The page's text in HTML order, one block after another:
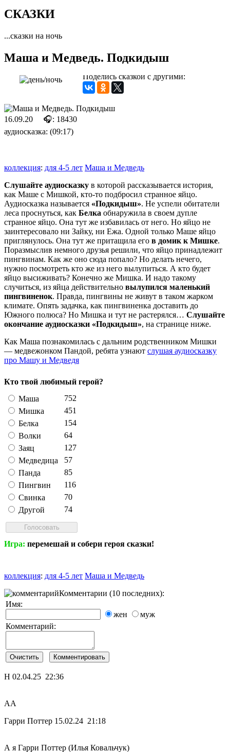
СКАЗКИ
...сказки на ночь
Маша и Медведь. Подкидыш
Поделись сказкой с другими:
16.09.20
🎧: 18430
аудиосказка: (09:17)
коллекция: для 4-5 лет Маша и Медведь
Слушайте аудиосказку в которой рассказывается история,
как Маше с Мишкой, кто-то подбросил странное яйцо.
Аудиосказка называется «Подкидыш». Не успели обитатели
леса проснуться, как Белка обнаружила в своем дупле
странное яйцо. Она тут же избавилась от него. Но яйцо не
заинтересовало ни Зайку, ни Ежа. Одной только Маше яйцо
приглянулось. Она тут же притащила его в домик к Мишке.
Поразмыслив немного друзья решили, что яйцо принадлежит
пингвинам. Как же оно сюда попало? Но делать нечего,
нужно посмотреть кто же из него вылупиться. А кто будет
яйцо высиживать? Конечно же Мишка. И надо такому
случиться, из яйца действительно вылупился маленький
пингвиненок. Правда, пингвины не живут в таком жарком
климате. Опять задачка, как пингвиненка доставить до
Южного полюса? Но Мишка и тут не растерялся… Слушайте
окончание аудиосказки «Подкидыш», на странице ниже.
Как Маша познакомилась с дальним родственником Мишки
— медвежонком Пандой, ребята узнают слушая аудиосказку
про Машу и Медведя
Кто твой любимый герой?
Маша
752
Мишка
451
Белка
154
Волки
64
Заяц
127
Медведица
57
Панда
85
Пингвин
116
Свинка
70
Другой
74
Игра: перемешай и собери героя сказки!
коллекция: для 4-5 лет Маша и Медведь
Комментарии (10 последних):
Имя:
жен
муж
Комментарий:
Н 02.04.25 22:36
АА
Гарри Поттер 15.02.24 21:18
А я Гарри Поттер (Илья Ковальчук)